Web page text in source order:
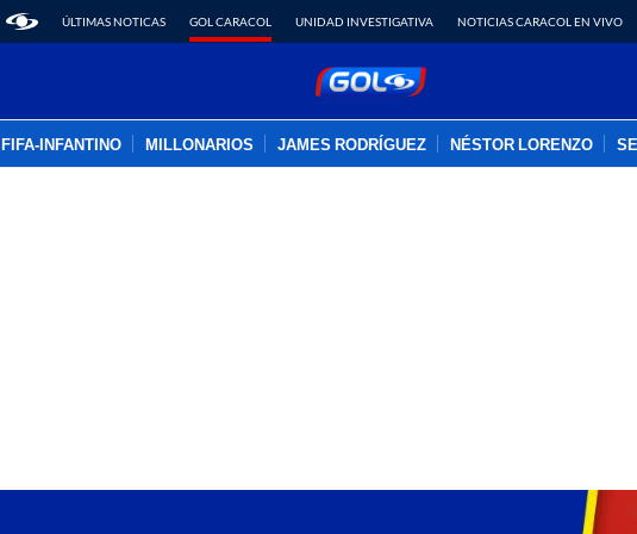
ÚLTIMAS NOTICAS GOL CARACOL UNIDAD INVESTIGATIVA NOTICIAS CARACOL EN VIVO
FIFA-INFANTINO MILLONARIOS JAMES RODRÍGUEZ NÉSTOR LORENZO